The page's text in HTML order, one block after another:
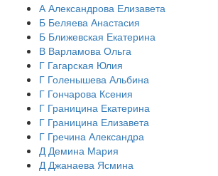
А Александрова Елизавета
Б Беляева Анастасия
Б Ближевская Екатерина
В Варламова Ольга
Г Гагарская Юлия
Г Голенышева Альбина
Г Гончарова Ксения
Г Границина Екатерина
Г Границина Елизавета
Г Гречина Александра
Д Демина Мария
Д Джанаева Ясмина